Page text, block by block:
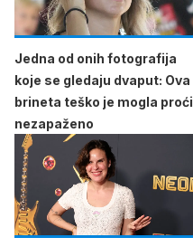
Jedna od onih fotografija
koje se gledaju dvaput: Ova
brineta teško je mogla proći
nezapaženo